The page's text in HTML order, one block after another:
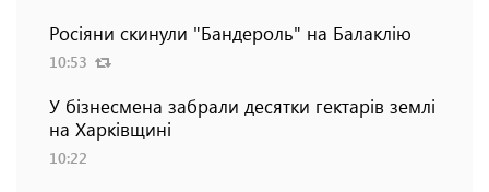
Росіяни скинули "Бандероль" на Балаклію
10:53
У бізнесмена забрали десятки гектарів землі
на Харківщині
10:22